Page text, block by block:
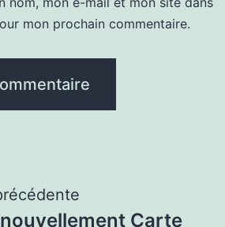
mon prochain commentaire.
Carte